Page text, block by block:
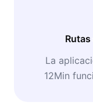
La
12Min